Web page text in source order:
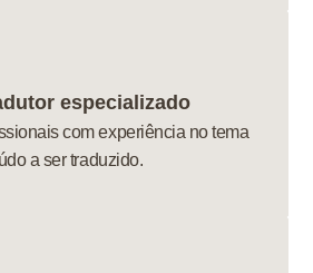
especializado
com experiência no tema
a ser traduzido.